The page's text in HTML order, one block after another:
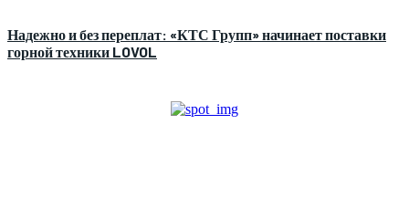
Надежно и без переплат: «КТС Групп» начинает поставки
горной техники LOVOL